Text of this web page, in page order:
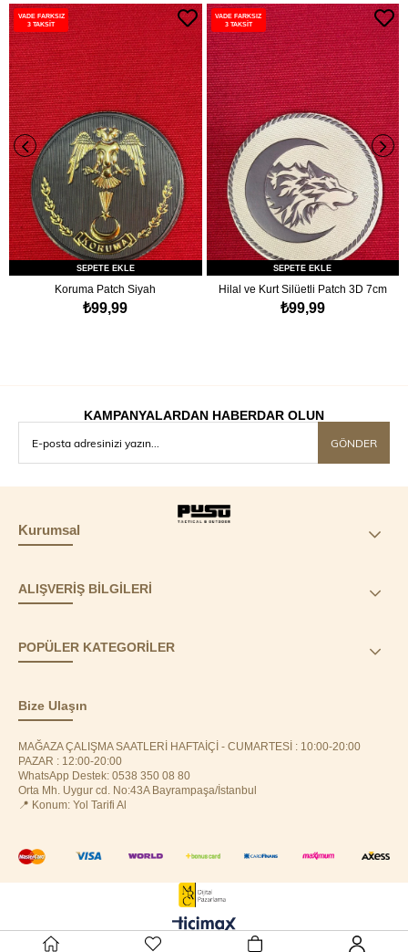
SEPETE EKLE
Koruma Patch Siyah
₺99,99
VADE FARKSIZ
3 TAKSİT
SEPETE EKLE
Hilal ve Kurt Silüetli Patch 3D 7cm
₺99,99
VADE FARKSIZ
3 TAKSİT
KAMPANYALARDAN HABERDAR OLUN
GÖNDER
Kurumsal
ALIŞVERİŞ BİLGİLERİ
POPÜLER KATEGORİLER
Bize Ulaşın
MAĞAZA ÇALIŞMA SAATLERİ HAFTAİÇİ - CUMARTESİ : 10:00-20:00
PAZAR : 12:00-20:00
WhatsApp Destek: 0538 350 08 80
Orta Mh. Uygur cd. No:43A Bayrampaşa/İstanbul
📍 Konum: Yol Tarifi Al